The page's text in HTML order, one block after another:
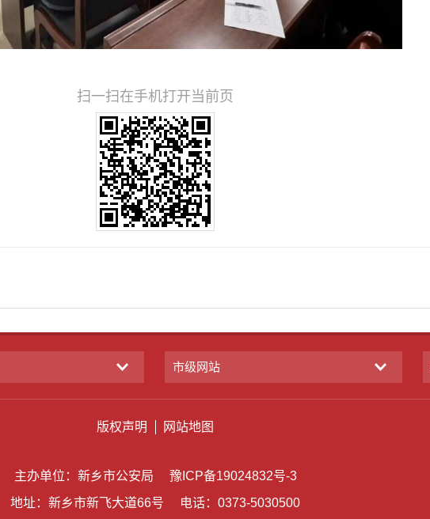
扫一扫在手机打开当前页
市级网站
版权声明 网站地图
主办单位：新乡市公安局
豫ICP备19024832号-3
地址：新乡市新飞大道66号
电话：0373-5030500